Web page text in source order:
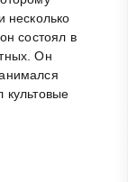
несколько
состоял в
Он
культовые